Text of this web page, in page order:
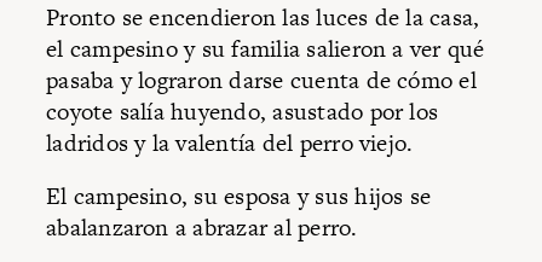
Pronto se encendieron las luces de la casa,
el campesino y su familia salieron a ver qué
pasaba y lograron darse cuenta de cómo el
coyote salía huyendo, asustado por los
ladridos y la valentía del perro viejo.
El campesino, su esposa y sus hijos se
abalanzaron a abrazar al perro.